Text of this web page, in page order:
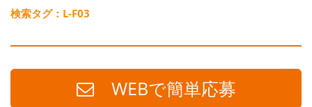
検索タグ：L-F03
WEBで簡単応募